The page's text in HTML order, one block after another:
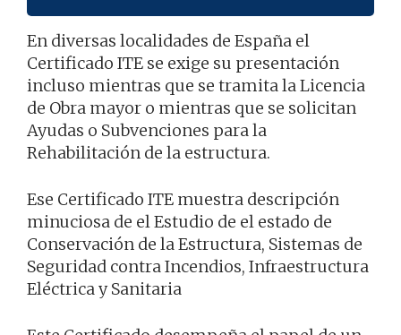
En diversas localidades de España el
Certificado ITE se exige su presentación
incluso mientras que se tramita la Licencia
de Obra mayor o mientras que se solicitan
Ayudas o Subvenciones para la
Rehabilitación de la estructura.
Ese Certificado ITE muestra descripción
minuciosa de el Estudio de el estado de
Conservación de la Estructura, Sistemas de
Seguridad contra Incendios, Infraestructura
Eléctrica y Sanitaria